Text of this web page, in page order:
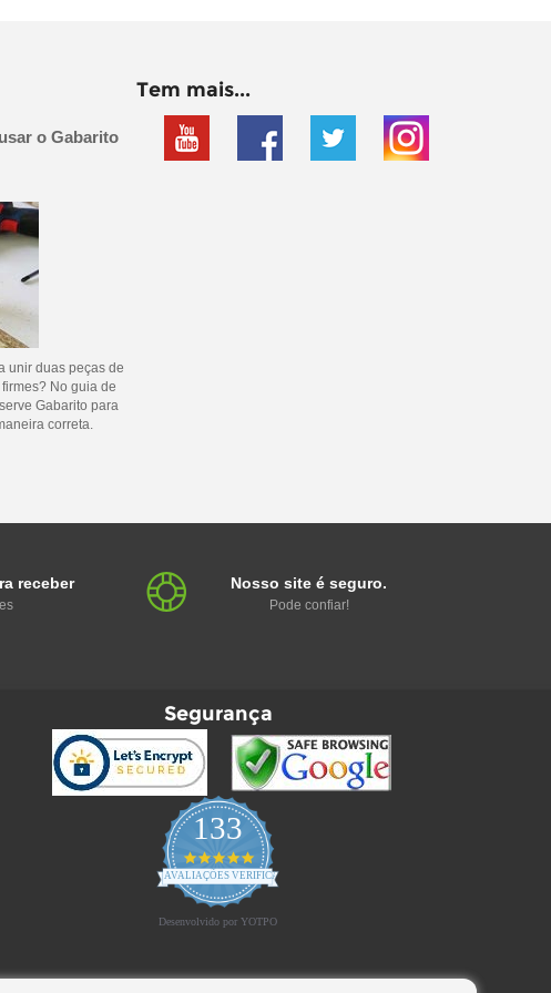
o Gabarito
unir duas peças de
No guia de
Gabarito para
correta.
Tem mais...
receber Nosso site é seguro.
Pode confiar!
Segurança
133
4.9
star
rating
AVALIAÇÕES VERIFICADAS
Desenvolvido por YOTPO